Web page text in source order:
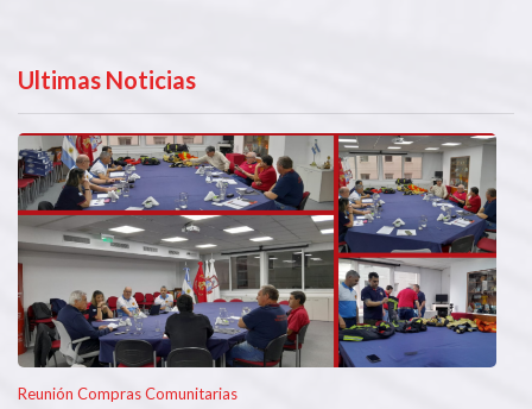
Ultimas Noticias
Reunión Compras Comunitarias